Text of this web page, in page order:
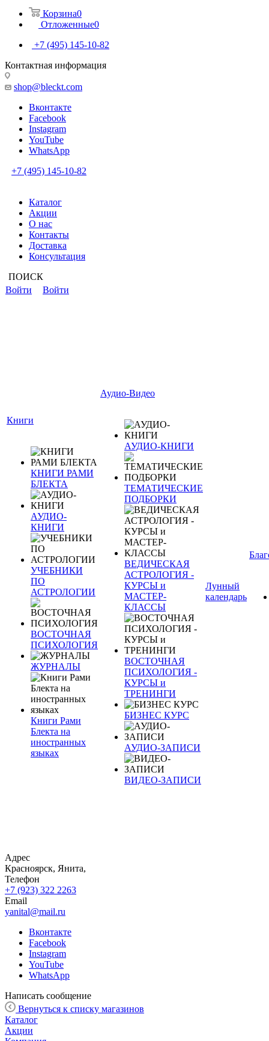
Корзина0
Отложенные0
+7 (495) 145-10-82
Контактная информация
shop@bleckt.com
Вконтакте
Facebook
Instagram
YouTube
WhatsApp
+7 (495) 145-10-82
Каталог
Акции
О нас
Контакты
Доставка
Консультация
ПОИСК
Войти
Войти
Книги
КНИГИ РАМИ
БЛЕКТА
АУДИО-
КНИГИ
УЧЕБНИКИ
ПО
АСТРОЛОГИИ
ВОСТОЧНАЯ
ПСИХОЛОГИЯ
ЖУРНАЛЫ
Книги Рами
Блекта на
иностранных
языках
Аудио-Видео
АУДИО-КНИГИ
ТЕМАТИЧЕСКИЕ
ПОДБОРКИ
ВЕДИЧЕСКАЯ
АСТРОЛОГИЯ -
КУРСЫ и
МАСТЕР-
КЛАССЫ
ВОСТОЧНАЯ
ПСИХОЛОГИЯ -
КУРСЫ и
ТРЕНИНГИ
БИЗНЕС КУРС
АУДИО-ЗАПИСИ
ВИДЕО-ЗАПИСИ
Лунный
календарь
Адрес
Красноярск, Янита,
Телефон
+7 (923) 322 2263
Email
yanital@mail.ru
Вконтакте
Facebook
Instagram
YouTube
WhatsApp
Написать сообщение
Вернуться к списку магазинов
Каталог
Акции